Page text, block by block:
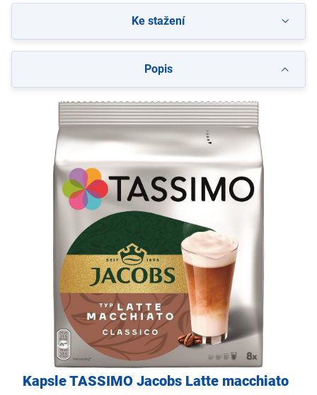
Popis
Kapsle TASSIMO Jacobs Latte macchiato
Ke stažení